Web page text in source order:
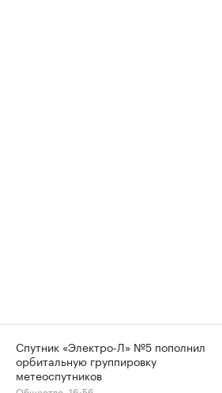
Спутник «Электро-Л» №5 пополнил
орбитальную группировку
метеоспутников